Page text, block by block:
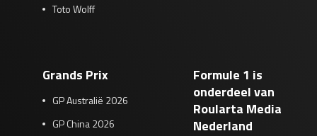
Toto Wolff
Grands Prix
GP Australië 2026
GP China 2026
Formule 1 is
onderdeel van
Roularta Media
Nederland